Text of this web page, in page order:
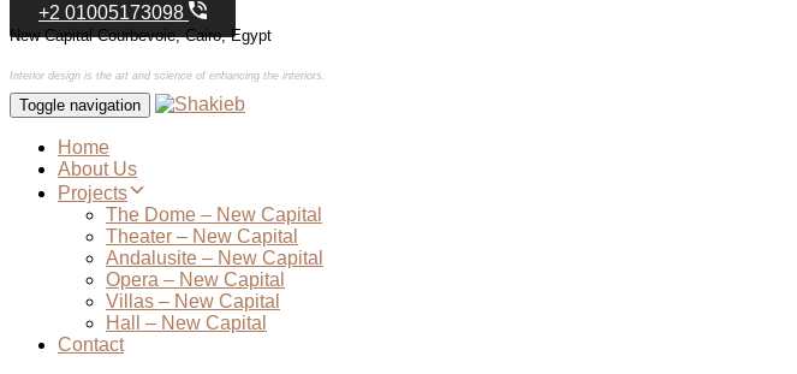
+2 01005173098
New Capital Courbevoie, Cairo, Egypt
Interior design is the art and science of enhancing the interiors.
Toggle navigation
Home
About Us
Projects
The Dome – New Capital
Theater – New Capital
Andalusite – New Capital
Opera – New Capital
Villas – New Capital
Hall – New Capital
Contact